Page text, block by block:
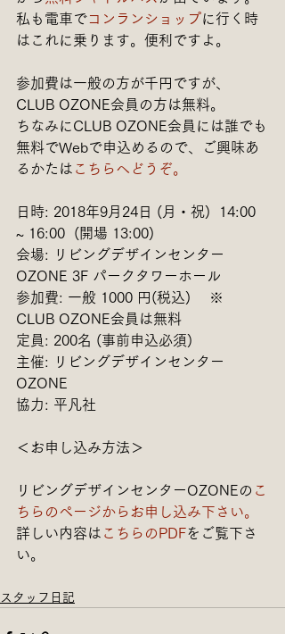
私も電車でコンランショップに行く時
はこれに乗ります。便利ですよ。
参加費は一般の方が千円ですが、
CLUB OZONE会員の方は無料。
ちなみにCLUB OZONE会員には誰でも
無料でWebで申込めるので、ご興味あ
るかたは こちらへどうぞ。
日時: 2018年9月24日 (月・祝)  14:00
~ 16:00  (開場 13:00)
会場: リビングデザインセンター
OZONE 3F パークタワーホール
参加費: 一般 1000 円(税込) 　※
CLUB OZONE会員は無料
定員: 200名 (事前申込必須)
主催: リビングデザインセンター
OZONE
協力: 平凡社
＜お申し込み方法＞
リビングデザインセンターOZONEの こ
ちらのページからお申し込み下さい。
詳しい内容は こちらのPDFをご覧下さ
い。
スタッフ日記